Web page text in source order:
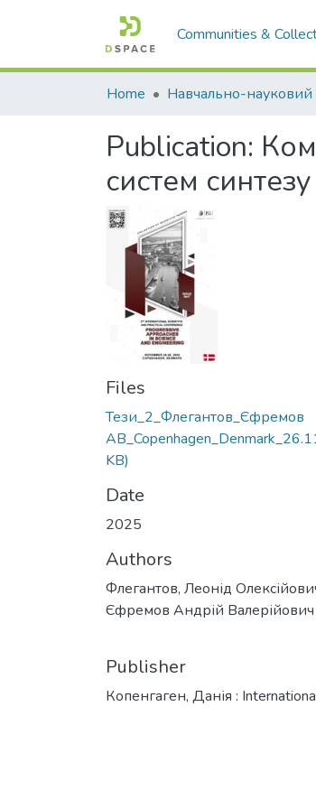
Communities &
Home
Publication:
систем
Files
Тези_2_Флегантов_Єфремов
KB)
Date
2025
Authors
Флегантов, Леонід
Єфремов Андрій Валерійович
Publisher
Копенгаген, Данія :